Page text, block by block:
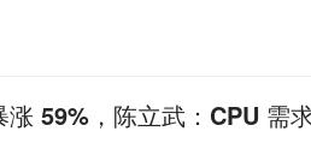
59%，陈立武：CPU 需